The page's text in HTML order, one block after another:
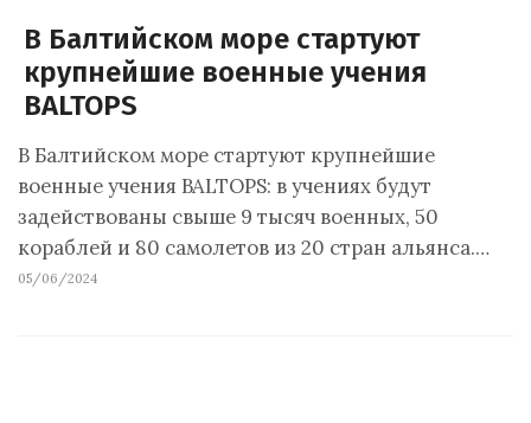
В Балтийском море стартуют
крупнейшие военные учения
BALTOPS
В Балтийском море стартуют крупнейшие
военные учения BALTOPS: в учениях будут
задействованы свыше 9 тысяч военных, 50
кораблей и 80 самолетов из 20 стран альянса.…
05/06/2024